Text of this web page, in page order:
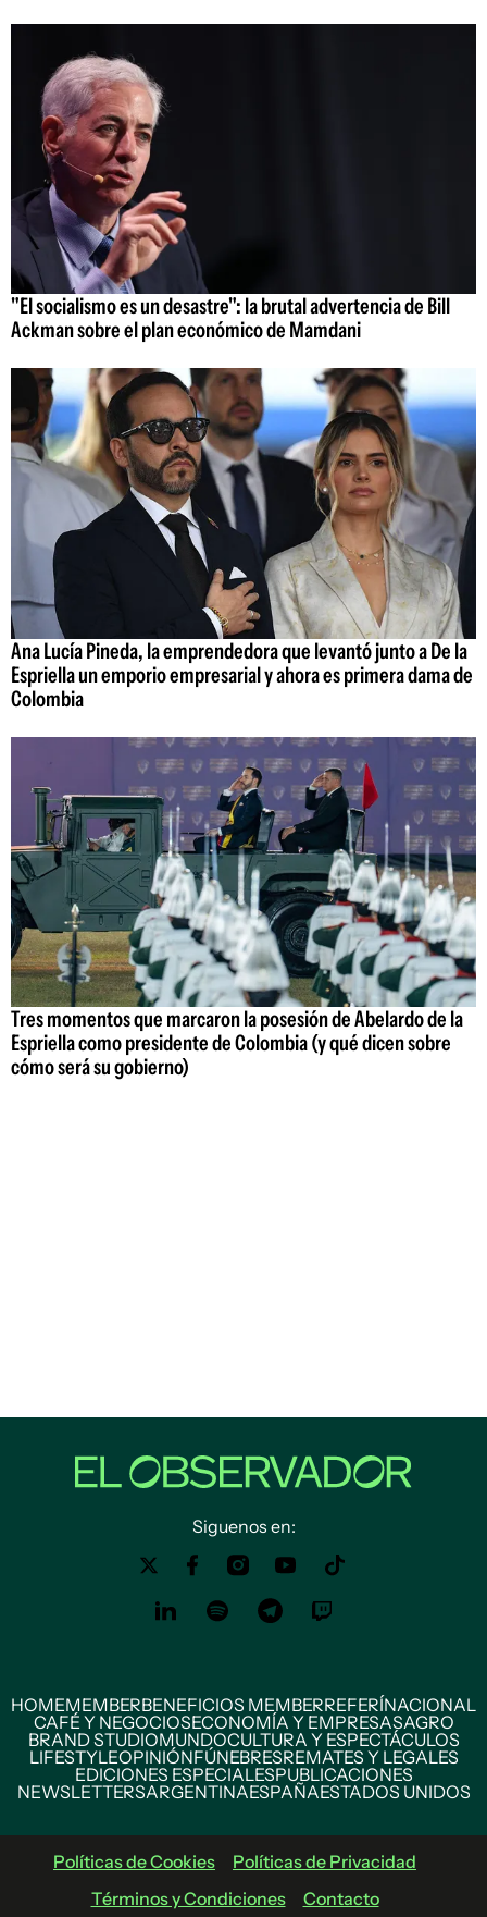
"El socialismo es un desastre": la brutal advertencia de Bill
Ackman sobre el plan económico de Mamdani
Ana Lucía Pineda, la emprendedora que levantó junto a De la
Espriella un emporio empresarial y ahora es primera dama de
Colombia
Tres momentos que marcaron la posesión de Abelardo de la
Espriella como presidente de Colombia (y qué dicen sobre
cómo será su gobierno)
Siguenos en:
HOMEMEMBERBENEFICIOS MEMBERREFERÍNACIONAL
CAFÉ Y NEGOCIOSECONOMÍA Y EMPRESASAGRO
BRAND STUDIOMUNDOCULTURA Y ESPECTÁCULOS
LIFESTYLEOPINIÓNFÚNEBRESREMATES Y LEGALES
EDICIONES ESPECIALESPUBLICACIONES
NEWSLETTERSARGENTINAESPAÑAESTADOS UNIDOS
Políticas de Cookies
Políticas de Privacidad
Términos y Condiciones
Contacto